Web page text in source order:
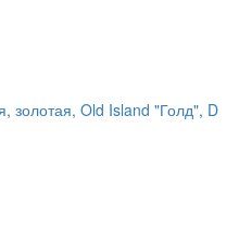
золотая, Old Island "Голд", D